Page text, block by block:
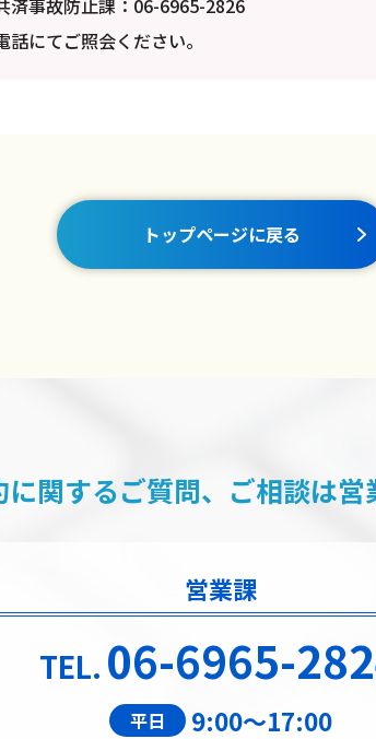
済事故防止課：06-6965-2826
話にてご照会ください。
トップページに戻る
に関するご質問、ご相談は営
営業課
TEL. 06-6965-
平日 9:00～17:00